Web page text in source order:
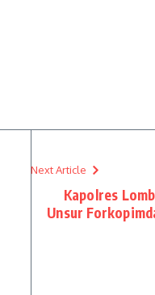
Next Article
Kapolres
Unsur